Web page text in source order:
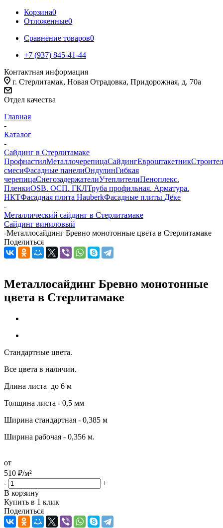
Корзина0
Отложенные0
Сравнение товаров0
+7 (937) 845-41-44
Контактная информация
г. Стерлитамак, Новая Отрадовка, Придорожная, д. 70а
Отдел качества
Главная
-
Каталог
-
Сайдинг в Стерлитамаке
ПрофнастилМеталлочерепицаСайдингЕвроштакетник
смесиФасадные панелиОндулинГибкая
черепицаСнегозадержателиУтеплителиПеноплекс.
ПленкиOSB. ОСП. ГКЛТруба профильная. Арматура.
НКТФасадная плита HauberkФасадные плиты Дёке
-
Металлический сайдинг в Стерлитамаке
Сайдинг виниловый
-Металлосайдинг Бревно монотонные цвета в Стерлитамаке
Поделиться
Металлосайдинг Бревно монотонные
цвета в Стерлитамаке
Стандартные цвета.
Все цвета в наличии.
Длина листа до 6 м
Толщина листа - 0,5 мм
Ширина стандартная - 0,385 м
Ширина рабочая - 0,356 м.
от
510 ₽/м²
-
+
В корзину
Купить в 1 клик
Поделиться